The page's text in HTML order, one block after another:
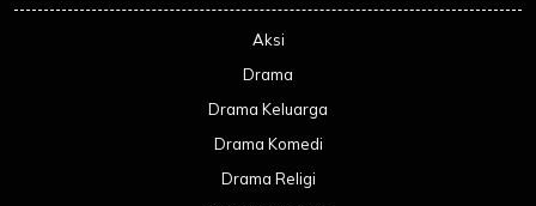
Aksi
Drama
Drama Keluarga
Drama Komedi
Drama Religi